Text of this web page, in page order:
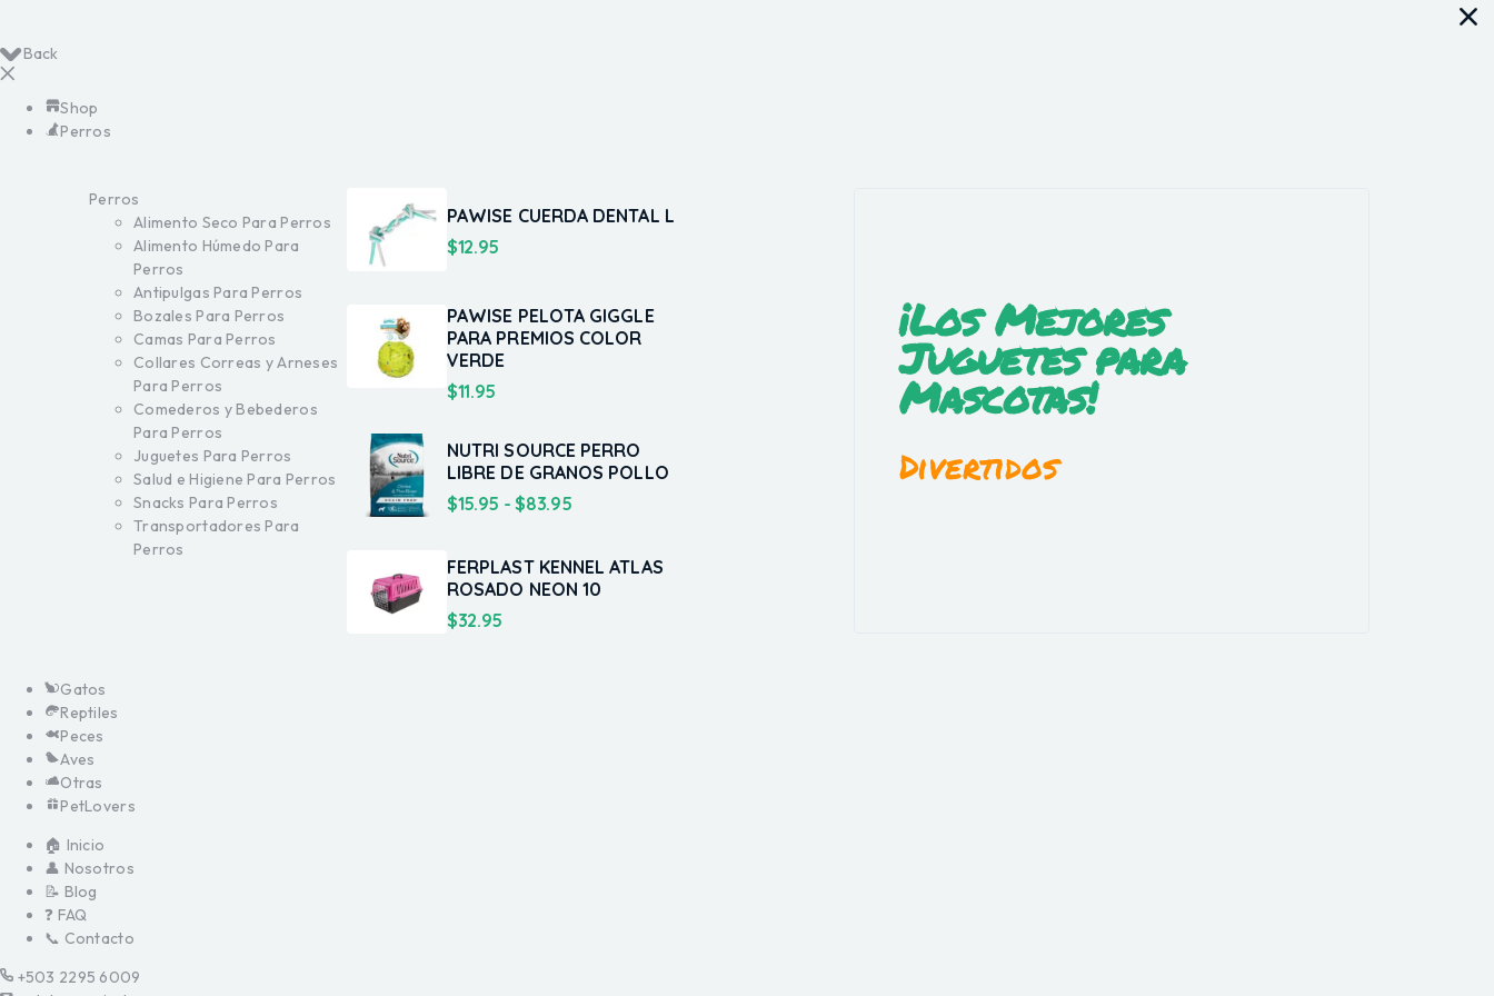
Back
Shop
Perros
Perros
Alimento Seco Para Perros
Alimento Húmedo Para
Perros
Antipulgas Para Perros
Bozales Para Perros
Camas Para Perros
Collares Correas y Arneses
Para Perros
Comederos y Bebederos
Para Perros
Juguetes Para Perros
Salud e Higiene Para Perros
Snacks Para Perros
Transportadores Para
Perros
PAWISE CUERDA DENTAL L
$12.95
PAWISE PELOTA GIGGLE
PARA PREMIOS COLOR
VERDE
$11.95
NUTRI SOURCE PERRO
LIBRE DE GRANOS POLLO
$15.95 - $83.95
FERPLAST KENNEL ATLAS
ROSADO NEON 10
$32.95
¡Los Mejores
Juguetes para
Mascotas!
Divertidos
Gatos
Reptiles
Peces
Aves
Otras
PetLovers
🏠 Inicio
👤 Nosotros
📝 Blog
❓ FAQ
📞 Contacto
+503 2295 6009